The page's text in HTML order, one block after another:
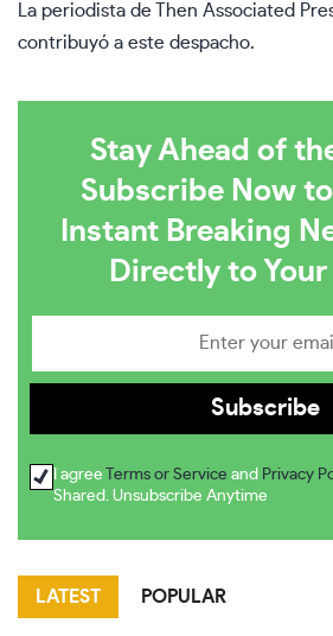
La periodista de Then Associated
contribuyó a este despacho.
Stay Ahead of
Subscribe Now
Instant Breaking
Directly to
I agree Terms or Service and Privacy
Shared. Unsubscribe Anytime
LATEST POPULAR